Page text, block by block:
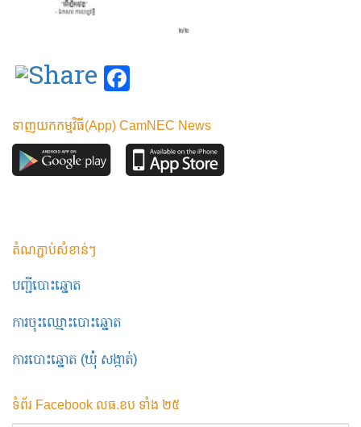
ទាញយកកម្មវិធី(App) CamNEC News
តំណភ្ជាប់សំខាន់ៗ
បញ្ជីបោះឆ្នោត
ការចុះឈ្មោះបោះឆ្នោត
ការបោះឆ្នោត (ឃុំ សង្កាត់)
ទំព័រ Facebook លធ.ខប ទាំង ២៥